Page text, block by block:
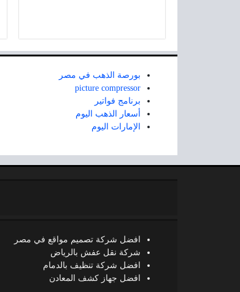
بورصة الذهب في مصر
picture compressor
برنامج فواتير
أسعار الذهب اليوم
الإمارات اليوم
افضل شركة تصميم مواقع في مصر
شركة نقل عفش بالرياض
افضل شركة تنظيف بالدمام
افضل جهاز كشف المعادن